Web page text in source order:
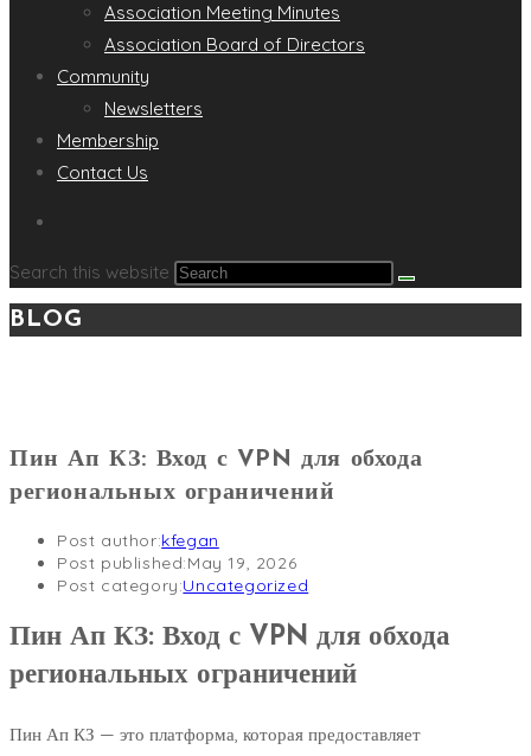
Association Meeting Minutes
Association Board of Directors
Community
Newsletters
Membership
Contact Us
Search this website
BLOG
Пин Ап КЗ: Вход с VPN для обхода
региональных ограничений
Post author:kfegan
Post published:May 19, 2026
Post category:Uncategorized
Пин Ап КЗ: Вход с VPN для обхода
региональных ограничений
Пин Ап КЗ — это платформа, которая предоставляет